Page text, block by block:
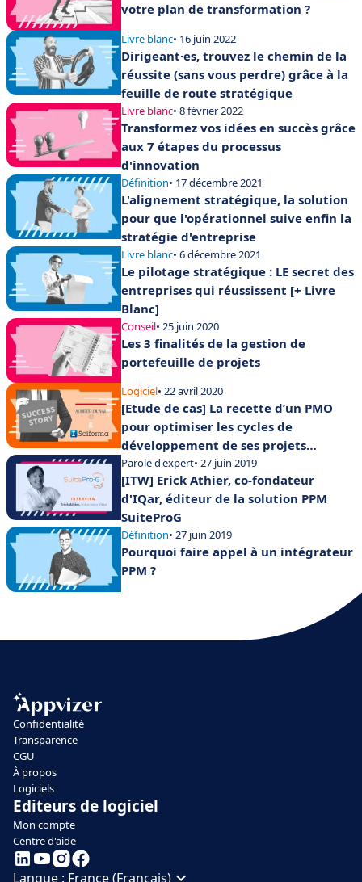
votre plan de transformation ?
Livre blanc• 16 juin 2022
Dirigeant·es, trouvez le chemin de la
réussite (sans vous perdre) grâce à la
feuille de route stratégique
Livre blanc• 8 février 2022
Transformez vos idées en succès grâce
aux 7 étapes du processus
d'innovation
Définition• 17 décembre 2021
L'alignement stratégique, la solution
pour que l'opérationnel suive enfin la
stratégie d'entreprise
Livre blanc• 6 décembre 2021
Le pilotage stratégique : LE secret des
entreprises qui réussissent [+ Livre
Blanc]
Conseil• 25 juin 2020
Les 3 finalités de la gestion de
portefeuille de projets
Logiciel• 22 avril 2020
[Etude de cas] La recette d’un PMO
pour optimiser les cycles de
développement de ses projets
industriels
Parole d'expert• 27 juin 2019
[ITW] Erick Athier, co-fondateur
d'IQar, éditeur de la solution PPM
SuiteProG
Définition• 27 juin 2019
Pourquoi faire appel à un intégrateur
PPM ?
Confidentialité
Transparence
CGU
À propos
Logiciels
Editeurs de logiciel
Mon compte
Centre d'aide
Langue : France (Français)